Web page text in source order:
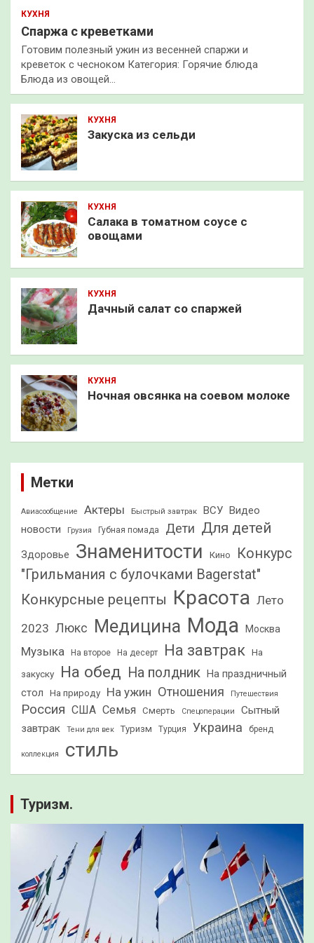
КУХНЯ
Спаржа с креветками
Готовим полезный ужин из весенней спаржи и
креветок с чесноком Категория: Горячие блюда
Блюда из овощей…
КУХНЯ
Закуска из сельди
КУХНЯ
Салака в томатном соусе с
овощами
КУХНЯ
Дачный салат со спаржей
КУХНЯ
Ночная овсянка на соевом молоке
Метки
Авиасообщение Актеры Быстрый завтрак ВСУ
Видео
новости
Грузия Губная помада Дети Для детей
Здоровье Знаменитости Кино
Конкурс
"Грильмания с булочками Bagerstat"
Конкурсные рецепты Красота Лето
2023 Люкс Медицина Мода Москва
Музыка На второе На десерт На завтрак На
закуску На обед На полдник
На праздничный
стол
На природу На ужин Отношения Путешествия
Россия США Семья Смерть Спецоперации
Сытный
завтрак
Тени для век Туризм Турция Украина бренд
коллекция стиль
Туризм.